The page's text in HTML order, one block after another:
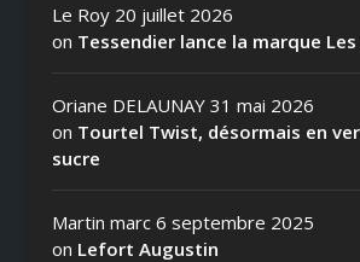
Le Roy 20 juillet 2026
on Tessendier lance la marque
Oriane DELAUNAY 31 mai 2026
on Tourtel Twist, désormais en
sucre
Martin marc 6 septembre 2025
on Lefort Augustin